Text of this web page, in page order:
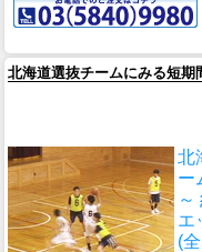
北海道選抜チームにみる短期
北
ー
～
エ
(